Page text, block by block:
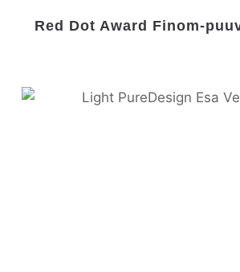
Red Dot Award Finom-